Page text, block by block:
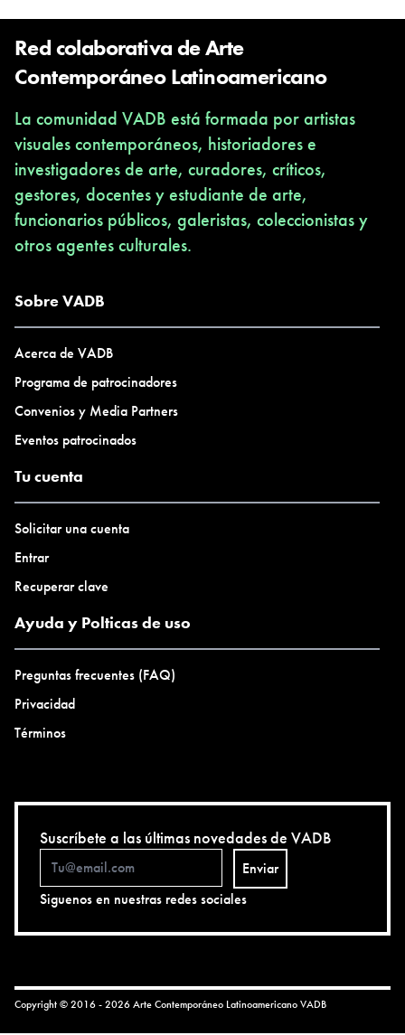
Red colaborativa de Arte
Contemporáneo Latinoamericano
La comunidad VADB está formada por artistas
visuales contemporáneos, historiadores e
investigadores de arte, curadores, críticos,
gestores, docentes y estudiante de arte,
funcionarios públicos, galeristas, coleccionistas y
otros agentes culturales.
Sobre VADB
Acerca de VADB
Programa de patrocinadores
Convenios y Media Partners
Eventos patrocinados
Tu cuenta
Solicitar una cuenta
Entrar
Recuperar clave
Ayuda y Polticas de uso
Preguntas frecuentes (FAQ)
Privacidad
Términos
Suscríbete a las últimas novedades de VADB
Enviar
Siguenos en nuestras redes sociales
Copyright © 2016 - 2026 Arte Contemporáneo LatinoamericanoVADB